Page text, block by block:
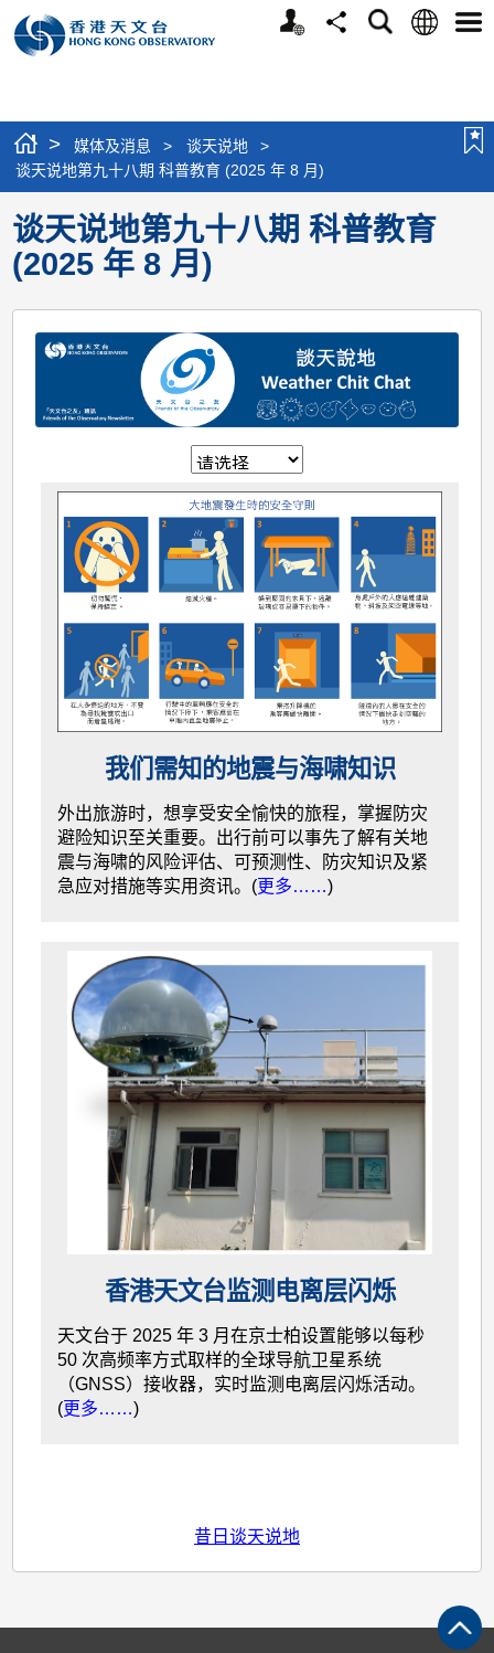
个
分
搜
语
选
> 媒体及消息 > 谈天说地
>
谈天说地第九十八期 科普教育 (2025 年 8 月)
谈天说地第九十八期 科普教育
(2025 年 8 月)
我们需知的地震与海啸知识
外出旅游时，想享受安全愉快的旅程，掌握防灾
避险知识至关重要。出行前可以事先了解有关地
震与海啸的风险评估、可预测性、防灾知识及紧
急应对措施等实用资讯。(更多……)
香港天文台监测电离层闪烁
天文台于 2025 年 3 月在京士柏设置能够以每秒
50 次高频率方式取样的全球导航卫星系统
（GNSS）接收器，实时监测电离层闪烁活动。
(更多……)
昔日谈天说地